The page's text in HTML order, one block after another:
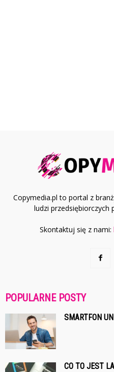
Copymedia.pl to portal z
ludzi przedsiębiorczych
Skontaktuj się z nami:
POPULARNE POSTY
SMARTFON
CO TO JEST